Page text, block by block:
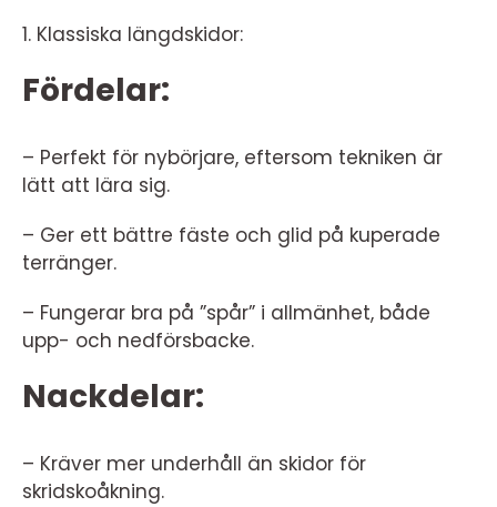
1. Klassiska längdskidor:
Fördelar:
– Perfekt för nybörjare, eftersom tekniken är
lätt att lära sig.
– Ger ett bättre fäste och glid på kuperade
terränger.
– Fungerar bra på ”spår” i allmänhet, både
upp- och nedförsbacke.
Nackdelar:
– Kräver mer underhåll än skidor för
skridskoåkning.